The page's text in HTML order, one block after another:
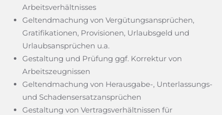
Arbeitsverhältnisses
Geltendmachung von Vergütungsansprüchen,
Gratifikationen, Provisionen, Urlaubsgeld und
Urlaubsansprüchen u.a.
Gestaltung und Prüfung ggf. Korrektur von
Arbeitszeugnissen
Geltendmachung von Herausgabe-, Unterlassungs-
und Schadensersatzansprüchen
Gestaltung von Vertragsverhältnissen für